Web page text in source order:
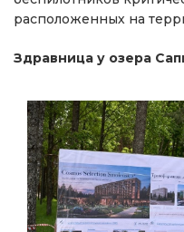
расположенных на
Здравница у озера